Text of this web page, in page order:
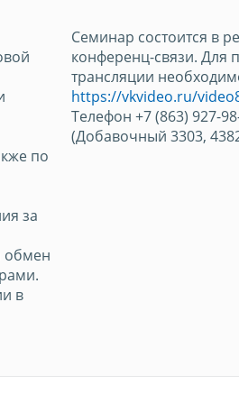
по
за
обмен
в
Семинар состоится в
конференц-связи. Для
трансляции
https://vkvideo.ru/
Телефон +7 (863) 927-
(Добавочный 3303,